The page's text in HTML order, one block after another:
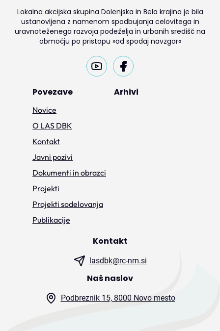
Lokalna akcijska skupina Dolenjska in Bela krajina je bila
ustanovljena z namenom spodbujanja celovitega in
uravnoteženega razvoja podeželja in urbanih središč na
območju po pristopu »od spodaj navzgor«
Povezave
Novice
O LAS DBK
Kontakt
Javni pozivi
Dokumenti in obrazci
Projekti
Projekti sodelovanja
Publikacije
Arhivi
Kontakt
lasdbk@rc-nm.si
Naš naslov
Podbreznik 15, 8000 Novo mesto